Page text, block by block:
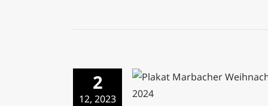
2
12, 2023